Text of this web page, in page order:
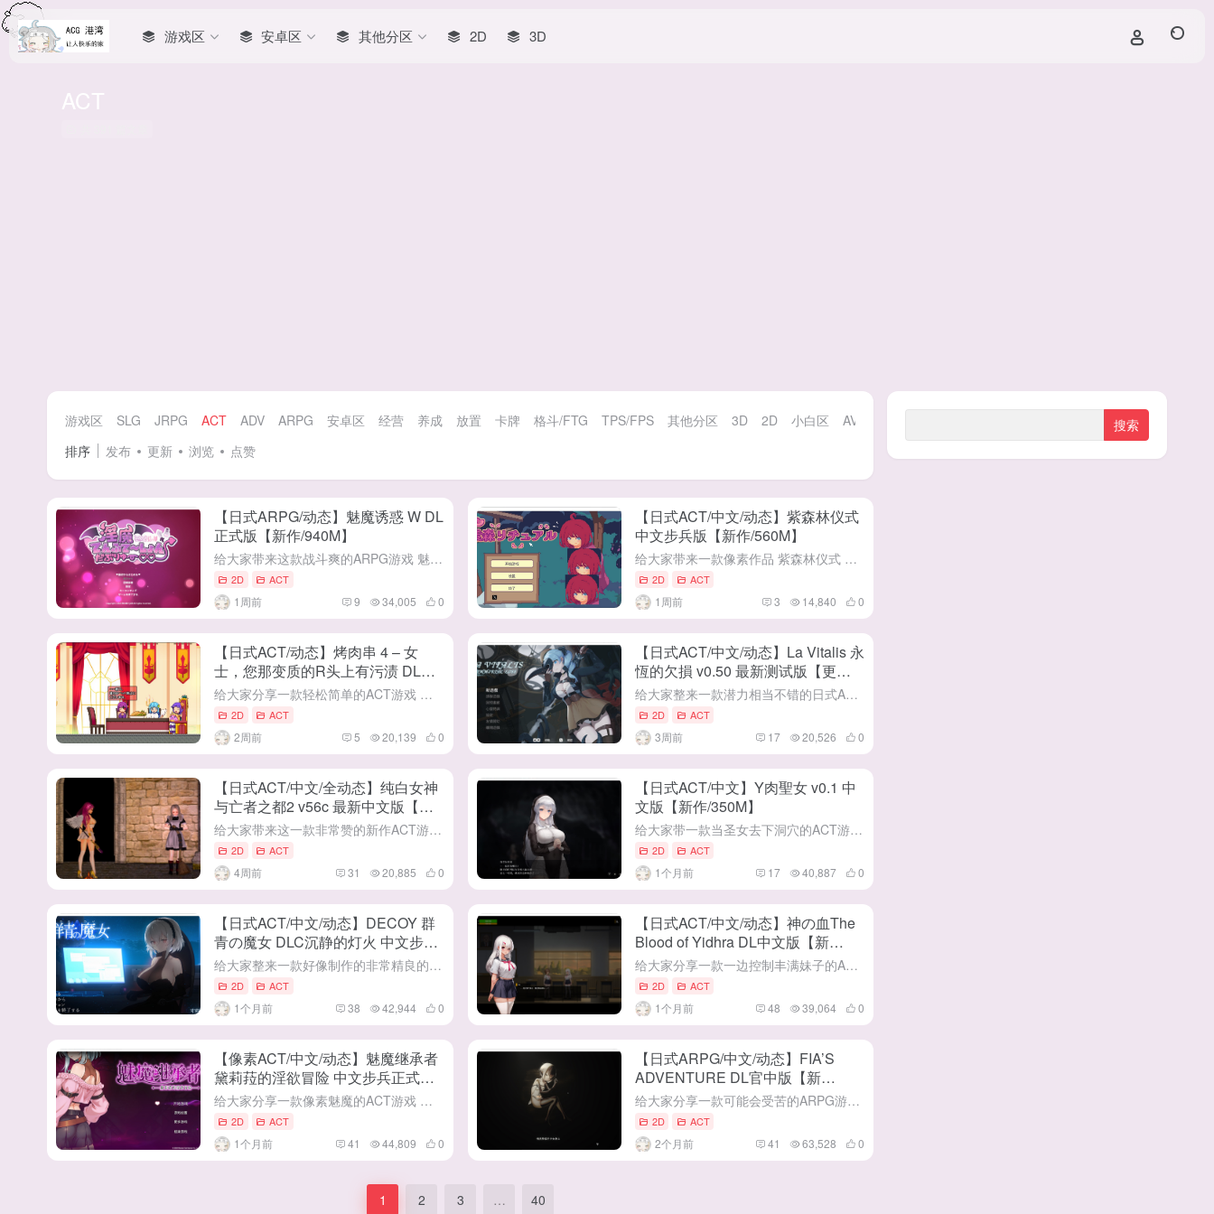
游戏区 安卓区 其他分区 2D 3D
ACT
游戏区 SLG JRPG ACT ADV ARPG 安卓区 经营 养成 放置 卡牌 格斗/FTG TPS/FPS 其他分区 3D 2D 小白区 AVG
排序
发布 更新 浏览 点赞
【日式ARPG/动态】魅魔诱惑 W DL
正式版【新作/940M】
给大家带来这款战斗爽的ARPG游戏 魅魔诱惑 W DL正式版 (淫魔てんぷてーしょん・だぶりゅ～♡♡) 这是一款由[色仕掛け工房]制作者在7月25号发布DL平台 游戏操控流畅，诸如被魅惑和B起等动...
2D ACT
1周前 9 34,005 0
【日式ACT/中文/动态】紫森林仪式
中文步兵版【新作/560M】
给大家带来一款像素作品 紫森林仪式 中文步兵版 （紫森リチュアル) 这个是由[Topyu_u]开发商在7月份24号发布steam平台 本作就是一个放置的塔防游戏,比较适合无聊玩玩解解闷 战斗本身也很简...
2D ACT
1周前 3 14,840 0
【日式ACT/动态】烤肉串 4 – 女
士，您那变质的R头上有污渍 DL正
式版【新作/790M】
给大家分享一款轻松简单的ACT游戏 烤肉串 4 - 女士，您那变质的R头上有污渍 DL正式版 （カボプリ4 -お嬢様、ワガママ乳首に染みが出来ておりますぞ-） 这是一款由[ナップルミル]社团在7月18...
2D ACT
2周前 5 20,139 0
【日式ACT/中文/动态】La Vitalis 永
恆的欠損 v0.50 最新测试版【更
新/3.8G】
给大家整来一款潜力相当不错的日式ACT游戏 La Vitalis 永恆的欠損 v0.50 最新测试版 这是一款由[BflatProject]作者在4月1号新发布的测试版 这个作者是（治癒使與受詛咒的地...
2D ACT
3周前 17 20,526 0
【日式ACT/中文/全动态】纯白女神
与亡者之都2 v56c 最新中文版【更
新/12G】
给大家带来这一款非常赞的新作ACT游戏 Guilty Hell2-纯白女神与亡者之都II V48b 最新中文版 （Guilty Hell2） 这是一款由[KAIRI SOFT]制作组出品的大型AC...
2D ACT
4周前 31 20,885 0
【日式ACT/中文】Y肉聖女 v0.1 中
文版【新作/350M】
给大家带一款当圣女去下洞穴的ACT游戏 Y肉聖女 v0.1 中文版 这是一款[ぬるぬる計画]制作者在6月27号发布CI平台 又是教堂圣女题材，看样子中世纪的教会真是人才济济啊 目前内容不多基本上就是做...
2D ACT
1个月前 17 40,887 0
【日式ACT/中文/动态】DECOY 群
青の魔女 DLC沉静的灯火 中文步兵
版【更新/2.17G】
给大家整来一款好像制作的非常精良的像素游戏 DECOY 群青の魔女 DLC 沉静的灯火 中文步兵版 这是一款由[すてねこLAB.]社团在03月19日上架DL平台的DLC 游戏采用的是类恶魔城式...
2D ACT
1个月前 38 42,944 0
【日式ACT/中文/动态】神の血The
Blood of Yidhra DL中文版【新
作/4.1G】
给大家分享一款一边控制丰满妹子的ACT游戏 神の血 The Blood of Yidhra DL中文版 这是一款由[WhitePeach ]开发者在25号发布DL平台 咳咳，这是款动作还算流畅的射击游...
2D ACT
1个月前 48 39,064 0
【像素ACT/中文/动态】魅魔继承者
黛莉菈的淫欲冒险 中文步兵正式版
【新作/4.2G】
给大家分享一款像素魅魔的ACT游戏 魅魔继承者 黛莉菈的淫欲冒险 中文步兵版 这是一款由[Ramen Cat Studio, 樹画祭]开发者在23号发布steam平台 咳咳，这款作品质量相当不错，不仅...
2D ACT
1个月前 41 44,809 0
【日式ARPG/中文/动态】FIA’S
ADVENTURE DL官中版【新
作/1.1G】
给大家分享一款可能会受苦的ARPG游戏 FIA'S ADVENTURE DL官中版 这是一款由[Dato]制作者在6月11号上架DL平台 这款类魂游戏在乐趣和压力之间取得了很好的平衡 游戏的美术没得说...
2D ACT
2个月前 41 63,528 0
1 2 3 … 40